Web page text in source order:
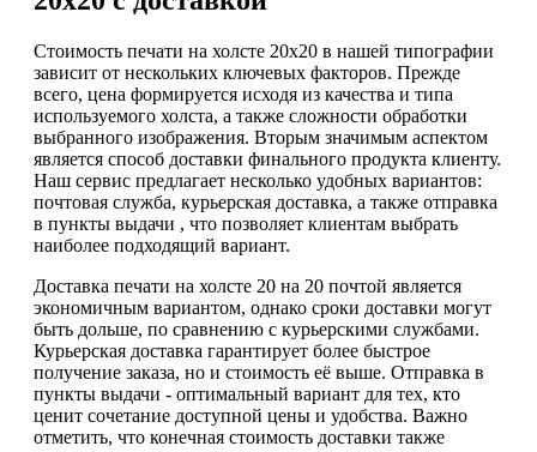
Стоимость печати на холсте 20х20 в нашей типографии
зависит от нескольких ключевых факторов. Прежде
всего, цена формируется исходя из качества и типа
используемого холста, а также сложности обработки
выбранного изображения. Вторым значимым аспектом
является способ доставки финального продукта клиенту.
Наш сервис предлагает несколько удобных вариантов:
почтовая служба, курьерская доставка, а также отправка
в пункты выдачи , что позволяет клиентам выбрать
наиболее подходящий вариант.
Доставка печати на холсте 20 на 20 почтой является
экономичным вариантом, однако сроки доставки могут
быть дольше, по сравнению с курьерскими службами.
Курьерская доставка гарантирует более быстрое
получение заказа, но и стоимость её выше. Отправка в
пункты выдачи - оптимальный вариант для тех, кто
ценит сочетание доступной цены и удобства. Важно
отметить, что конечная стоимость доставки также